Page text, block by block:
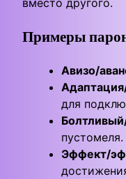
вместо другого.
Примеры
Авизо/
для
пустомеля.
Эффект/